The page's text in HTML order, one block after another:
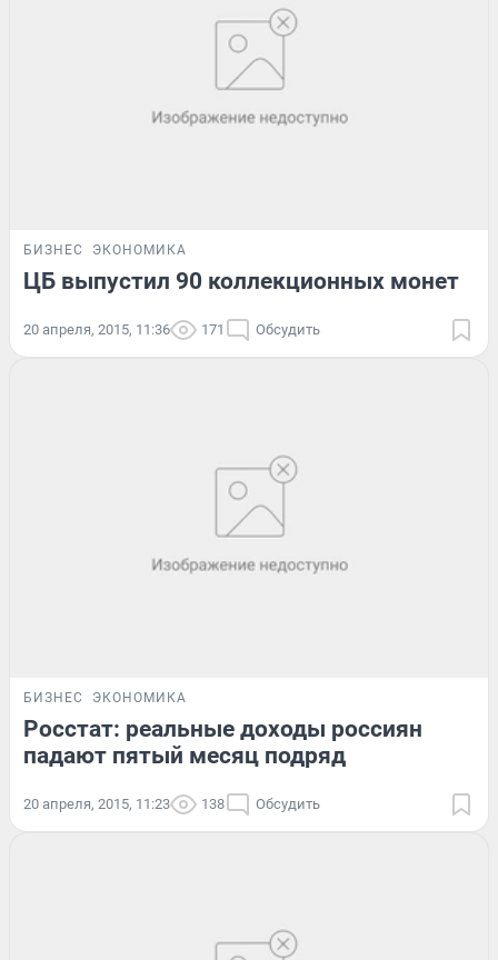
БИЗНЕС ЭКОНОМИКА
ЦБ выпустил 90 коллекционных монет
20 апреля, 2015, 11:36 171 Обсудить
БИЗНЕС ЭКОНОМИКА
Росстат: реальные доходы россиян
падают пятый месяц подряд
20 апреля, 2015, 11:23 138 Обсудить